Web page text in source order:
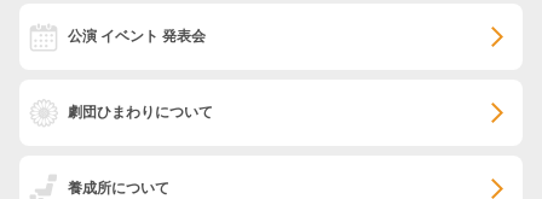
公演 イベント 発表会
劇団ひまわりについて
養成所について